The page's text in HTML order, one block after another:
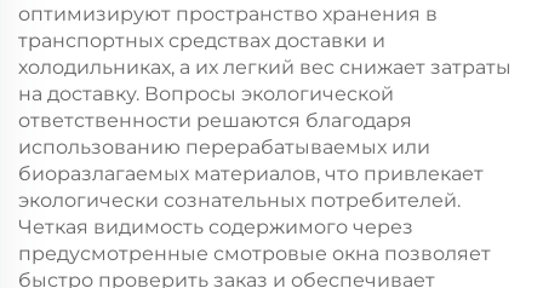
оптимизируют пространство хранения в
транспортных средствах доставки и
холодильниках, а их легкий вес снижает затраты
на доставку. Вопросы экологической
ответственности решаются благодаря
использованию перерабатываемых или
биоразлагаемых материалов, что привлекает
экологически сознательных потребителей.
Четкая видимость содержимого через
предусмотренные смотровые окна позволяет
быстро проверить заказ и обеспечивает